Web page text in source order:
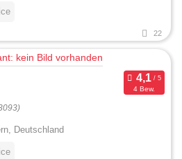
22
4 Bew.
Deutschland